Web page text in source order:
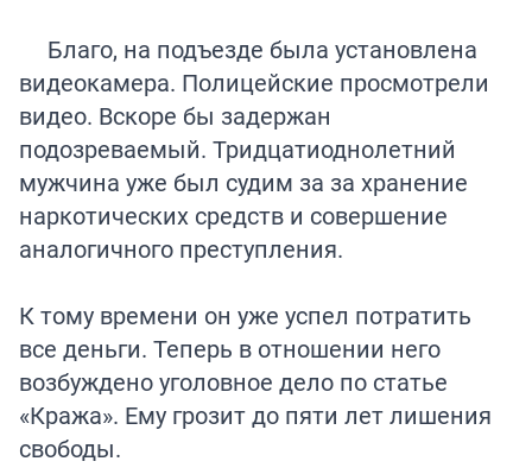
Благо, на подъезде была установлена
видеокамера. Полицейские просмотрели
видео. Вскоре бы задержан
подозреваемый. Тридцатиоднолетний
мужчина уже был судим за за хранение
наркотических средств и совершение
аналогичного преступления.
К тому времени он уже успел потратить
все деньги. Теперь в отношении него
возбуждено уголовное дело по статье
«Кража». Ему грозит до пяти лет лишения
свободы.